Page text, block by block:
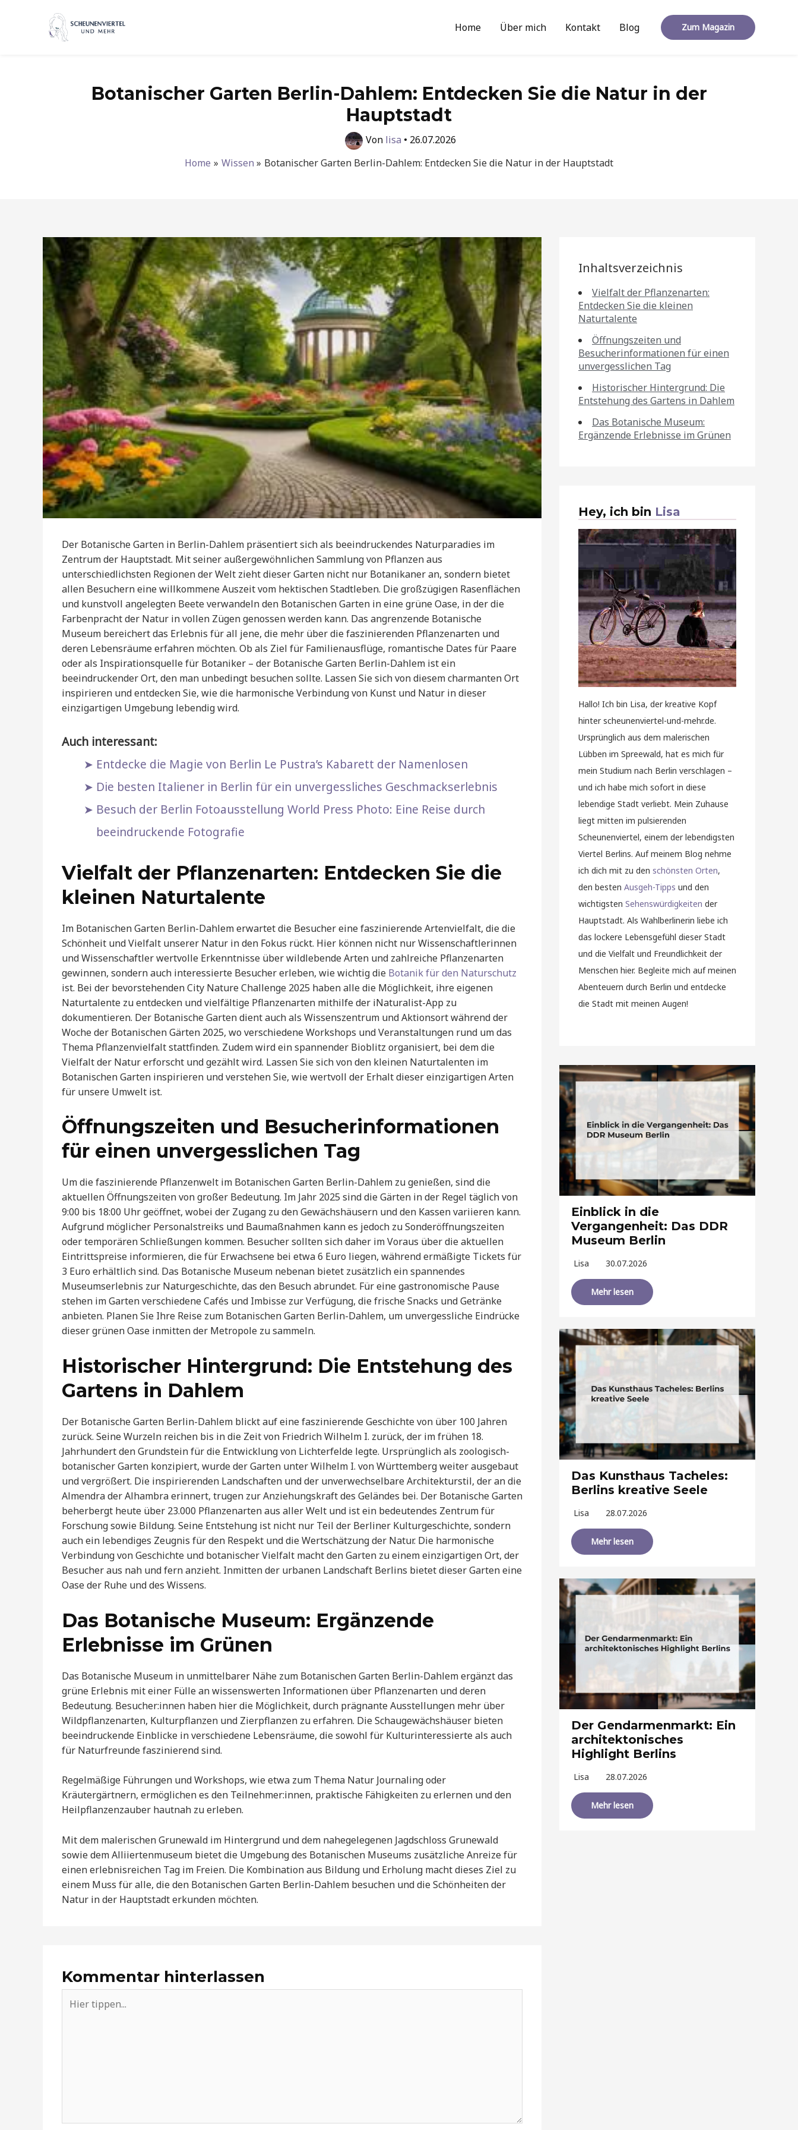
Home Über mich Kontakt Blog Zum Magazin
Botanischer Garten Berlin-Dahlem: Entdecken Sie die Natur in der
Hauptstadt
Von lisa • 26.07.2026
Home
Wissen Botanischer Garten Berlin-Dahlem: Entdecken Sie die Natur in der Hauptstadt
Der Botanische Garten in Berlin-Dahlem präsentiert sich als beeindruckendes Naturparadies im
Zentrum der Hauptstadt. Mit seiner außergewöhnlichen Sammlung von Pflanzen aus
unterschiedlichsten Regionen der Welt zieht dieser Garten nicht nur Botanikaner an, sondern bietet
allen Besuchern eine willkommene Auszeit vom hektischen Stadtleben. Die großzügigen Rasenflächen
und kunstvoll angelegten Beete verwandeln den Botanischen Garten in eine grüne Oase, in der die
Farbenpracht der Natur in vollen Zügen genossen werden kann. Das angrenzende Botanische
Museum bereichert das Erlebnis für all jene, die mehr über die faszinierenden Pflanzenarten und
deren Lebensräume erfahren möchten. Ob als Ziel für Familienausflüge, romantische Dates für Paare
oder als Inspirationsquelle für Botaniker – der Botanische Garten Berlin-Dahlem ist ein
beeindruckender Ort, den man unbedingt besuchen sollte. Lassen Sie sich von diesem charmanten Ort
inspirieren und entdecken Sie, wie die harmonische Verbindung von Kunst und Natur in dieser
einzigartigen Umgebung lebendig wird.
Auch interessant:
Entdecke die Magie von Berlin Le Pustra’s Kabarett der Namenlosen
Die besten Italiener in Berlin für ein unvergessliches Geschmackserlebnis
Besuch der Berlin Fotoausstellung World Press Photo: Eine Reise durch
beeindruckende Fotografie
Vielfalt der Pflanzenarten: Entdecken Sie die
kleinen Naturtalente
Im Botanischen Garten Berlin-Dahlem erwartet die Besucher eine faszinierende Artenvielfalt, die die
Schönheit und Vielfalt unserer Natur in den Fokus rückt. Hier können nicht nur Wissenschaftlerinnen
und Wissenschaftler wertvolle Erkenntnisse über wildlebende Arten und zahlreiche Pflanzenarten
gewinnen, sondern auch interessierte Besucher erleben, wie wichtig die Botanik für den Naturschutz
ist. Bei der bevorstehenden City Nature Challenge 2025 haben alle die Möglichkeit, ihre eigenen
Naturtalente zu entdecken und vielfältige Pflanzenarten mithilfe der iNaturalist-App zu
dokumentieren. Der Botanische Garten dient auch als Wissenszentrum und Aktionsort während der
Woche der Botanischen Gärten 2025, wo verschiedene Workshops und Veranstaltungen rund um das
Thema Pflanzenvielfalt stattfinden. Zudem wird ein spannender Bioblitz organisiert, bei dem die
Vielfalt der Natur erforscht und gezählt wird. Lassen Sie sich von den kleinen Naturtalenten im
Botanischen Garten inspirieren und verstehen Sie, wie wertvoll der Erhalt dieser einzigartigen Arten
für unsere Umwelt ist.
Öffnungszeiten und Besucherinformationen
für einen unvergesslichen Tag
Um die faszinierende Pflanzenwelt im Botanischen Garten Berlin-Dahlem zu genießen, sind die
aktuellen Öffnungszeiten von großer Bedeutung. Im Jahr 2025 sind die Gärten in der Regel täglich von
9:00 bis 18:00 Uhr geöffnet, wobei der Zugang zu den Gewächshäusern und den Kassen variieren kann.
Aufgrund möglicher Personalstreiks und Baumaßnahmen kann es jedoch zu Sonderöffnungszeiten
oder temporären Schließungen kommen. Besucher sollten sich daher im Voraus über die aktuellen
Eintrittspreise informieren, die für Erwachsene bei etwa 6 Euro liegen, während ermäßigte Tickets für
3 Euro erhältlich sind. Das Botanische Museum nebenan bietet zusätzlich ein spannendes
Museumserlebnis zur Naturgeschichte, das den Besuch abrundet. Für eine gastronomische Pause
stehen im Garten verschiedene Cafés und Imbisse zur Verfügung, die frische Snacks und Getränke
anbieten. Planen Sie Ihre Reise zum Botanischen Garten Berlin-Dahlem, um unvergessliche Eindrücke
dieser grünen Oase inmitten der Metropole zu sammeln.
Historischer Hintergrund: Die Entstehung des
Gartens in Dahlem
Der Botanische Garten Berlin-Dahlem blickt auf eine faszinierende Geschichte von über 100 Jahren
zurück. Seine Wurzeln reichen bis in die Zeit von Friedrich Wilhelm I. zurück, der im frühen 18.
Jahrhundert den Grundstein für die Entwicklung von Lichterfelde legte. Ursprünglich als zoologisch-
botanischer Garten konzipiert, wurde der Garten unter Wilhelm I. von Württemberg weiter ausgebaut
und vergrößert. Die inspirierenden Landschaften und der unverwechselbare Architekturstil, der an die
Almendra der Alhambra erinnert, trugen zur Anziehungskraft des Geländes bei. Der Botanische Garten
beherbergt heute über 23.000 Pflanzenarten aus aller Welt und ist ein bedeutendes Zentrum für
Forschung sowie Bildung. Seine Entstehung ist nicht nur Teil der Berliner Kulturgeschichte, sondern
auch ein lebendiges Zeugnis für den Respekt und die Wertschätzung der Natur. Die harmonische
Verbindung von Geschichte und botanischer Vielfalt macht den Garten zu einem einzigartigen Ort, der
Besucher aus nah und fern anzieht. Inmitten der urbanen Landschaft Berlins bietet dieser Garten eine
Oase der Ruhe und des Wissens.
Das Botanische Museum: Ergänzende
Erlebnisse im Grünen
Das Botanische Museum in unmittelbarer Nähe zum Botanischen Garten Berlin-Dahlem ergänzt das
grüne Erlebnis mit einer Fülle an wissenswerten Informationen über Pflanzenarten und deren
Bedeutung. Besucher:innen haben hier die Möglichkeit, durch prägnante Ausstellungen mehr über
Wildpflanzenarten, Kulturpflanzen und Zierpflanzen zu erfahren. Die Schaugewächshäuser bieten
beeindruckende Einblicke in verschiedene Lebensräume, die sowohl für Kulturinteressierte als auch
für Naturfreunde faszinierend sind.
Regelmäßige Führungen und Workshops, wie etwa zum Thema Natur Journaling oder
Kräutergärtnern, ermöglichen es den Teilnehmer:innen, praktische Fähigkeiten zu erlernen und den
Heilpflanzenzauber hautnah zu erleben.
Mit dem malerischen Grunewald im Hintergrund und dem nahegelegenen Jagdschloss Grunewald
sowie dem Alliiertenmuseum bietet die Umgebung des Botanischen Museums zusätzliche Anreize für
einen erlebnisreichen Tag im Freien. Die Kombination aus Bildung und Erholung macht dieses Ziel zu
einem Muss für alle, die den Botanischen Garten Berlin-Dahlem besuchen und die Schönheiten der
Natur in der Hauptstadt erkunden möchten.
Kommentar hinterlassen
tippen...
Inhaltsverzeichnis
Vielfalt der Pflanzenarten:
Entdecken Sie die kleinen
Naturtalente
Öffnungszeiten und
Besucherinformationen für einen
unvergesslichen Tag
Historischer Hintergrund: Die
Entstehung des Gartens in Dahlem
Das Botanische Museum:
Ergänzende Erlebnisse im Grünen
Hey, ich bin Lisa
Hallo! Ich bin Lisa, der kreative Kopf
hinter scheunenviertel-und-mehr.de.
Ursprünglich aus dem malerischen
Lübben im Spreewald, hat es mich für
mein Studium nach Berlin verschlagen –
und ich habe mich sofort in diese
lebendige Stadt verliebt. Mein Zuhause
liegt mitten im pulsierenden
Scheunenviertel, einem der lebendigsten
Viertel Berlins. Auf meinem Blog nehme
ich dich mit zu den schönsten Orten,
den besten Ausgeh-Tipps und den
wichtigsten Sehenswürdigkeiten der
Hauptstadt. Als Wahlberlinerin liebe ich
das lockere Lebensgefühl dieser Stadt
und die Vielfalt und Freundlichkeit der
Menschen hier. Begleite mich auf meinen
Abenteuern durch Berlin und entdecke
die Stadt mit meinen Augen!
Einblick in die
Vergangenheit: Das DDR
Museum Berlin
Lisa 30.07.2026
Mehr lesen
Das Kunsthaus Tacheles:
Berlins kreative Seele
Lisa 28.07.2026
Mehr lesen
Der Gendarmenmarkt: Ein
architektonisches
Highlight Berlins
Lisa 28.07.2026
Mehr lesen